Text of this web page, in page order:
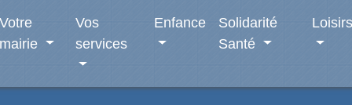
Votre
mairie
Vos
services
Enfance
Solidarité
Santé
Loisirs